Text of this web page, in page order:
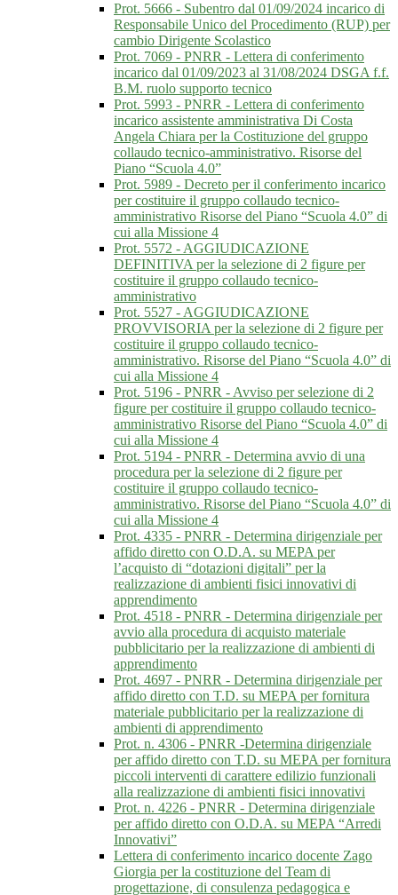
Prot. 5666 - Subentro dal 01/09/2024 incarico di
Responsabile Unico del Procedimento (RUP) per
cambio Dirigente Scolastico
Prot. 7069 - PNRR - Lettera di conferimento
incarico dal 01/09/2023 al 31/08/2024 DSGA f.f.
B.M. ruolo supporto tecnico
Prot. 5993 - PNRR - Lettera di conferimento
incarico assistente amministrativa Di Costa
Angela Chiara per la Costituzione del gruppo
collaudo tecnico-amministrativo. Risorse del
Piano “Scuola 4.0”
Prot. 5989 - Decreto per il conferimento incarico
per costituire il gruppo collaudo tecnico-
amministrativo Risorse del Piano “Scuola 4.0” di
cui alla Missione 4
Prot. 5572 - AGGIUDICAZIONE
DEFINITIVA per la selezione di 2 figure per
costituire il gruppo collaudo tecnico-
amministrativo
Prot. 5527 - AGGIUDICAZIONE
PROVVISORIA per la selezione di 2 figure per
costituire il gruppo collaudo tecnico-
amministrativo. Risorse del Piano “Scuola 4.0” di
cui alla Missione 4
Prot. 5196 - PNRR - Avviso per selezione di 2
figure per costituire il gruppo collaudo tecnico-
amministrativo Risorse del Piano “Scuola 4.0” di
cui alla Missione 4
Prot. 5194 - PNRR - Determina avvio di una
procedura per la selezione di 2 figure per
costituire il gruppo collaudo tecnico-
amministrativo. Risorse del Piano “Scuola 4.0” di
cui alla Missione 4
Prot. 4335 - PNRR - Determina dirigenziale per
affido diretto con O.D.A. su MEPA per
l’acquisto di “dotazioni digitali” per la
realizzazione di ambienti fisici innovativi di
apprendimento
Prot. 4518 - PNRR - Determina dirigenziale per
avvio alla procedura di acquisto materiale
pubblicitario per la realizzazione di ambienti di
apprendimento
Prot. 4697 - PNRR - Determina dirigenziale per
affido diretto con T.D. su MEPA per fornitura
materiale pubblicitario per la realizzazione di
ambienti di apprendimento
Prot. n. 4306 - PNRR -Determina dirigenziale
per affido diretto con T.D. su MEPA per fornitura
piccoli interventi di carattere edilizio funzionali
alla realizzazione di ambienti fisici innovativi
Prot. n. 4226 - PNRR - Determina dirigenziale
per affido diretto con O.D.A. su MEPA “Arredi
Innovativi”
Lettera di conferimento incarico docente Zago
Giorgia per la costituzione del Team di
progettazione, di consulenza pedagogica e